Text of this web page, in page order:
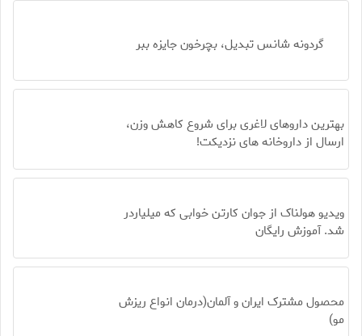
گردونه شانس تبدیل، بچرخون جایزه ببر
بهترین داروهای لاغری برای شروع کاهش وزن،
ارسال از داروخانه های نزدیکت!
ویدیو هولناک از جوان کارتن خوابی که میلیاردر
شد. آموزش رایگان
محصول مشترک ایران و آلمان(درمان انواع ریزش
مو)